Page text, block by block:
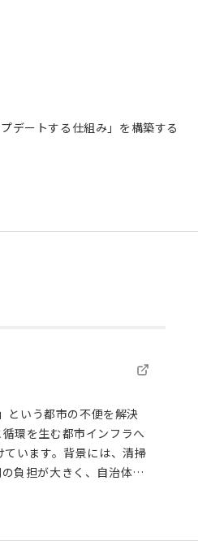
デートする仕組み」を構築する
という都市の不便を解決
環を生む都市インフラへ
負担が大きく、自治体や